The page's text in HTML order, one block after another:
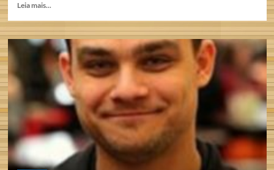
Leia mais...
BRUNSWICK
EURO
CHALLENGE
(5)